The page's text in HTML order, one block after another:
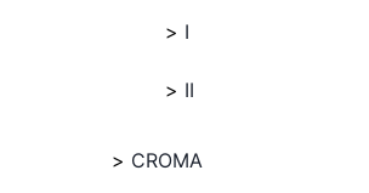
I
II
CROMA